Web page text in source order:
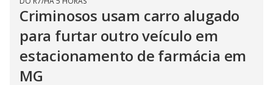
Criminosos usam carro alugado
para furtar outro veículo em
estacionamento de farmácia em
MG